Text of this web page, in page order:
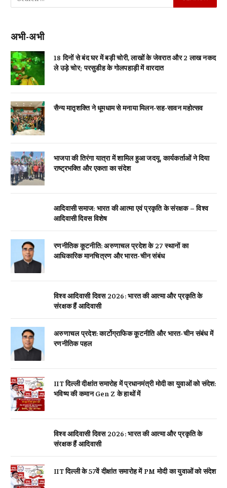
अभी-अभी
18 दिनों से बंद घर में बड़ी चोरी, लाखों के जेवरात और 2 लाख नकद
ले उड़े चोर; परसुडीह के गोलपहाड़ी में वारदात
सैन्य मातृशक्ति ने धूमधाम से मनाया मिलन-सह-सावन महोत्सव
भाजपा की तिरंगा यात्रा में शामिल हुआ जदयू, कार्यकर्ताओं ने दिया
राष्ट्रभक्ति और एकता का संदेश
आदिवासी समाज: भारत की आत्मा एवं प्रकृति के संरक्षक – विश्व
आदिवासी दिवस विशेष
रणनीतिक कूटनीति: अरुणाचल प्रदेश के 27 स्थानों का
आधिकारिक मानचित्रण और भारत-चीन संबंध
विश्व आदिवासी दिवस 2026: भारत की आत्मा और प्रकृति के
संरक्षक हैं आदिवासी
अरुणाचल प्रदेश: कार्टोग्राफिक कूटनीति और भारत-चीन संबंध में
रणनीतिक पहल
IIT दिल्ली दीक्षांत समारोह में प्रधानमंत्री मोदी का युवाओं को संदेश:
भविष्य की कमान Gen Z के हाथों में
विश्व आदिवासी दिवस 2026: भारत की आत्मा और प्रकृति के
संरक्षक हैं आदिवासी
IIT दिल्ली के 57वें दीक्षांत समारोह में PM मोदी का युवाओं को संदेश